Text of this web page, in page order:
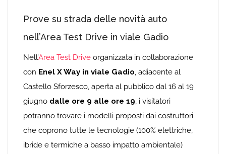
Prove su strada delle novità auto
nell’Area Test Drive in viale Gadio
Nell’Area Test Drive organizzata in collaborazione
con Enel X Way in viale Gadio, adiacente al
Castello Sforzesco, aperta al pubblico dal 16 al 19
giugno dalle ore 9 alle ore 19, i visitatori
potranno trovare i modelli proposti dai costruttori
che coprono tutte le tecnologie (100% elettriche,
ibride e termiche a basso impatto ambientale)